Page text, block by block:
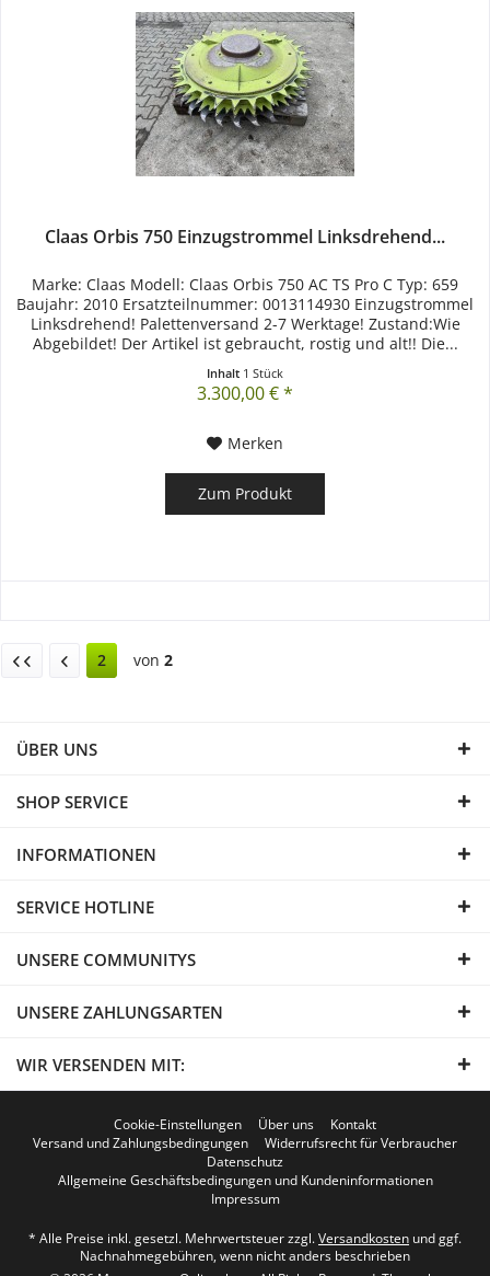
Claas Orbis 750 Einzugstrommel Linksdrehend...
Marke: Claas Modell: Claas Orbis 750 AC TS Pro C Typ: 659
Baujahr: 2010 Ersatzteilnummer: 0013114930 Einzugstrommel
Linksdrehend! Palettenversand 2-7 Werktage! Zustand:Wie
Abgebildet! Der Artikel ist gebraucht, rostig und alt!! Die...
Inhalt 1 Stück
3.300,00 € *
Merken
Zum Produkt
2 von 2
ÜBER UNS
SHOP SERVICE
INFORMATIONEN
SERVICE HOTLINE
UNSERE COMMUNITYS
UNSERE ZAHLUNGSARTEN
WIR VERSENDEN MIT:
Cookie-Einstellungen Über uns
Kontakt
Versand und Zahlungsbedingungen
Widerrufsrecht für Verbraucher
Datenschutz
Allgemeine Geschäftsbedingungen und Kundeninformationen
Impressum
* Alle Preise inkl. gesetzl. Mehrwertsteuer zzgl.Versandkosten und ggf.
Nachnahmegebühren, wenn nicht anders beschrieben